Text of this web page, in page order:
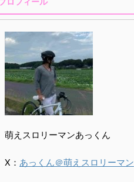
萌えスロリーマンあっくん
X： あっくん＠萌えスロリーマン